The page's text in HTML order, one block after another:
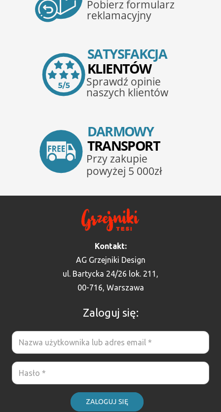
Kontakt:
AG Grzejniki Design
ul. Bartycka 24/26 lok. 211,
00-716, Warszawa
Zaloguj się:
ZALOGUJ SIĘ